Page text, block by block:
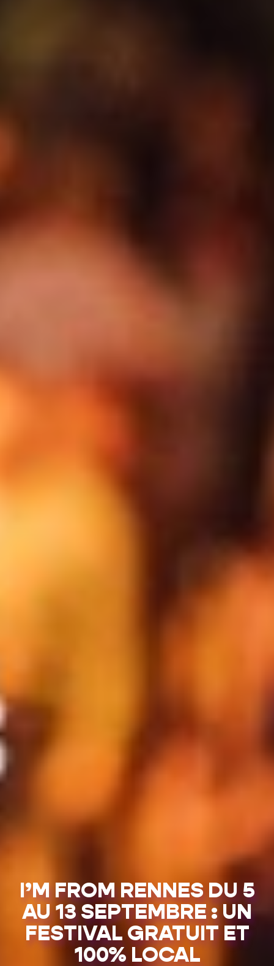
I’M FROM RENNES DU 5
AU 13 SEPTEMBRE : UN
FESTIVAL GRATUIT ET
100% LOCAL